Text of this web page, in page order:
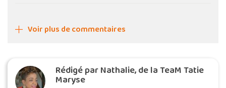
Voir plus de commentaires
Rédigé par Nathalie, de la TeaM Tatie
Maryse